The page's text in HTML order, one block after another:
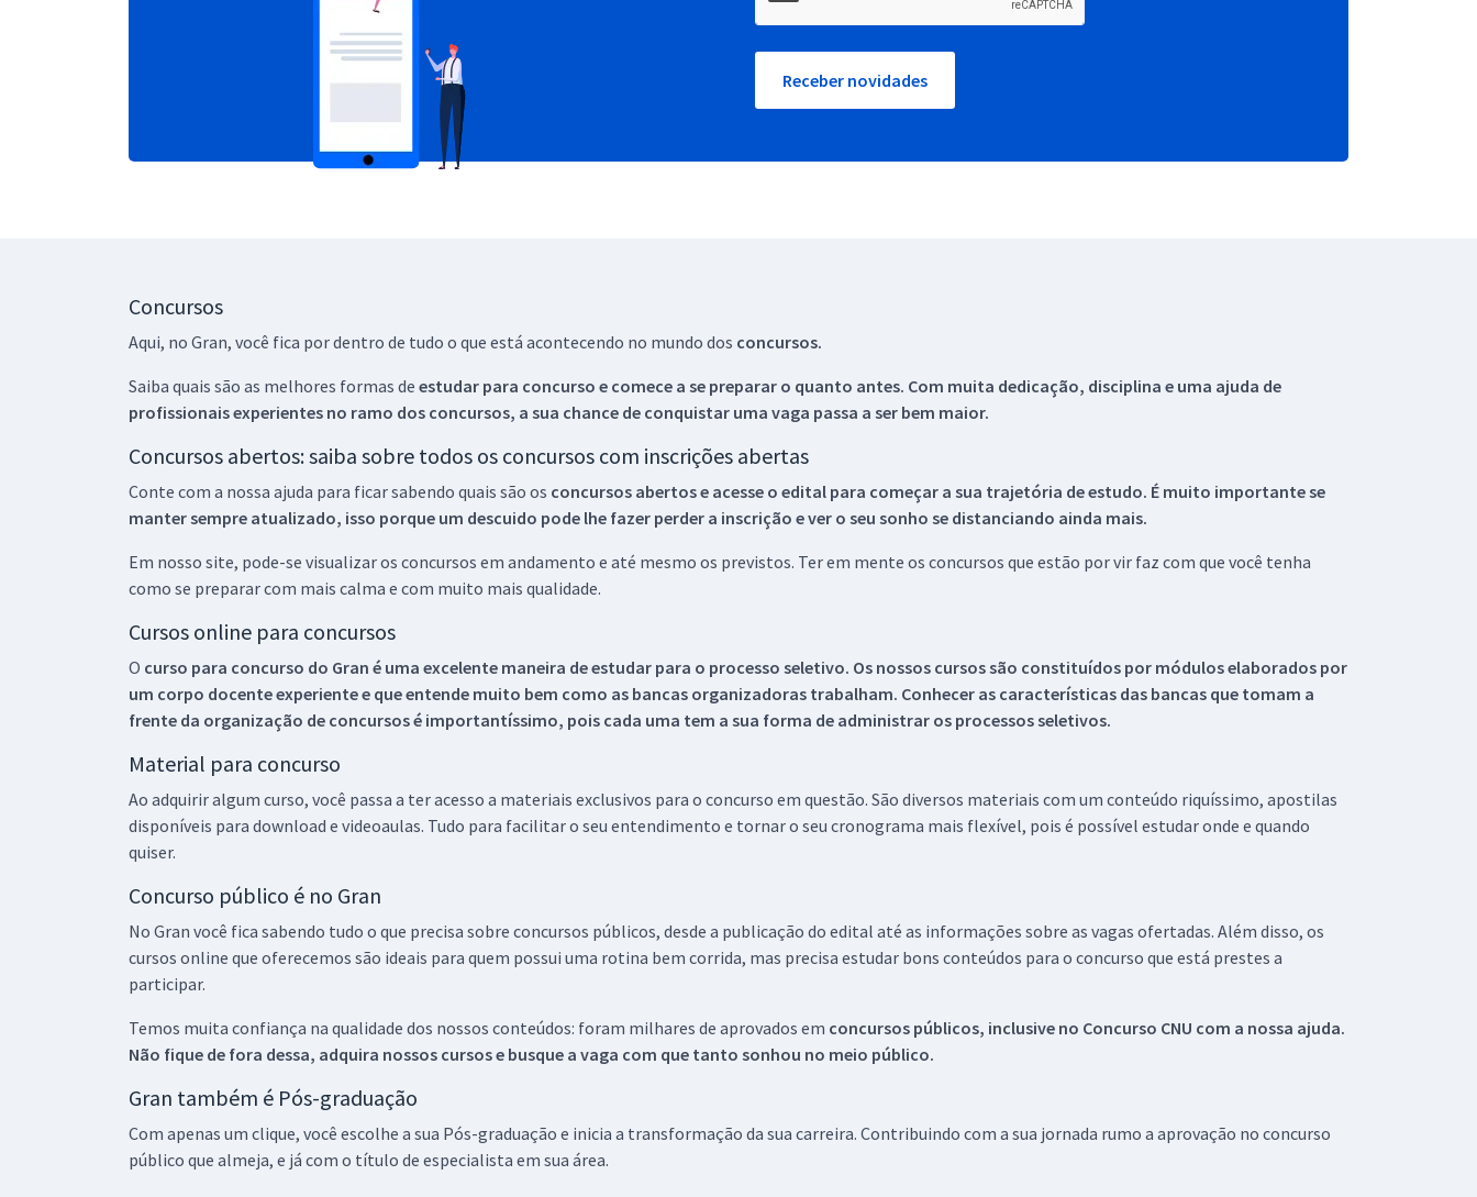
Receber novidades
Concursos
Aqui, no Gran, você fica por dentro de tudo o que está acontecendo no mundo dos concursos.
Saiba quais são as melhores formas de estudar para concurso e comece a se preparar o quanto antes. Com muita dedicação, disciplina e uma ajuda de
profissionais experientes no ramo dos concursos, a sua chance de conquistar uma vaga passa a ser bem maior.
Concursos abertos: saiba sobre todos os concursos com inscrições abertas
Conte com a nossa ajuda para ficar sabendo quais são os concursos abertos e acesse o edital para começar a sua trajetória de estudo. É muito importante se
manter sempre atualizado, isso porque um descuido pode lhe fazer perder a inscrição e ver o seu sonho se distanciando ainda mais.
Em nosso site, pode-se visualizar os concursos em andamento e até mesmo os previstos. Ter em mente os concursos que estão por vir faz com que você tenha
como se preparar com mais calma e com muito mais qualidade.
Cursos online para concursos
O curso para concurso do Gran é uma excelente maneira de estudar para o processo seletivo. Os nossos cursos são constituídos por módulos elaborados por
um corpo docente experiente e que entende muito bem como as bancas organizadoras trabalham. Conhecer as características das bancas que tomam a
frente da organização de concursos é importantíssimo, pois cada uma tem a sua forma de administrar os processos seletivos.
Material para concurso
Ao adquirir algum curso, você passa a ter acesso a materiais exclusivos para o concurso em questão. São diversos materiais com um conteúdo riquíssimo, apostilas
disponíveis para download e videoaulas. Tudo para facilitar o seu entendimento e tornar o seu cronograma mais flexível, pois é possível estudar onde e quando
quiser.
Concurso público é no Gran
No Gran você fica sabendo tudo o que precisa sobre concursos públicos, desde a publicação do edital até as informações sobre as vagas ofertadas. Além disso, os
cursos online que oferecemos são ideais para quem possui uma rotina bem corrida, mas precisa estudar bons conteúdos para o concurso que está prestes a
participar.
Temos muita confiança na qualidade dos nossos conteúdos: foram milhares de aprovados em concursos públicos, inclusive no Concurso CNU com a nossa ajuda.
Não fique de fora dessa, adquira nossos cursos e busque a vaga com que tanto sonhou no meio público.
Gran também é Pós-graduação
Com apenas um clique, você escolhe a sua Pós-graduação e inicia a transformação da sua carreira. Contribuindo com a sua jornada rumo a aprovação no concurso
público que almeja, e já com o título de especialista em sua área.